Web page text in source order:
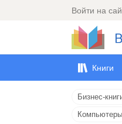
Войти на
Книги
Бизнес-
Компьютеры